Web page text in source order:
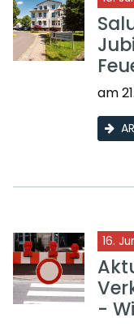
am
16.
-